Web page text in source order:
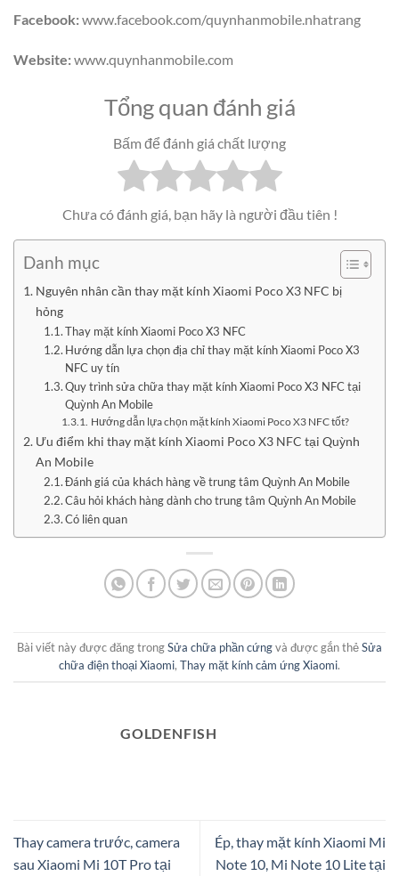
Facebook:www.facebook.com/quynhanmobile.nhatrang
Website:www.quynhanmobile.com
Tổng quan đánh giá
Bấm để đánh giá chất lượng
Chưa có đánh giá, bạn hãy là người đầu tiên !
Danh mục
Nguyên nhân cần thay mặt kính Xiaomi Poco X3 NFC bị
hỏng
Thay mặt kính Xiaomi Poco X3 NFC
Hướng dẫn lựa chọn địa chỉ thay mặt kính Xiaomi Poco X3
NFC uy tín
Quy trình sửa chữa thay mặt kính Xiaomi Poco X3 NFC tại
Quỳnh An Mobile
Hướng dẫn lựa chọn mặt kính Xiaomi Poco X3 NFC tốt?
Ưu điểm khi thay mặt kính Xiaomi Poco X3 NFC tại Quỳnh
An Mobile
Đánh giá của khách hàng về trung tâm Quỳnh An Mobile
Câu hỏi khách hàng dành cho trung tâm Quỳnh An Mobile
Có liên quan
Bài viết này được đăng trongSửa chữa phần cứngvà được gắn thẻSửa
chữa điện thoại Xiaomi, Thay mặt kính cảm ứng Xiaomi.
GOLDENFISH
Thay camera trước, camera
sau Xiaomi Mi 10T Pro tại
Ép, thay mặt kính Xiaomi Mi
Note 10, Mi Note 10 Lite tại